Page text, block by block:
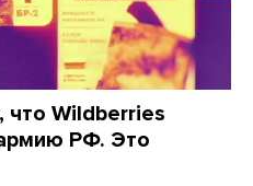
что Wildberries
РФ. Это